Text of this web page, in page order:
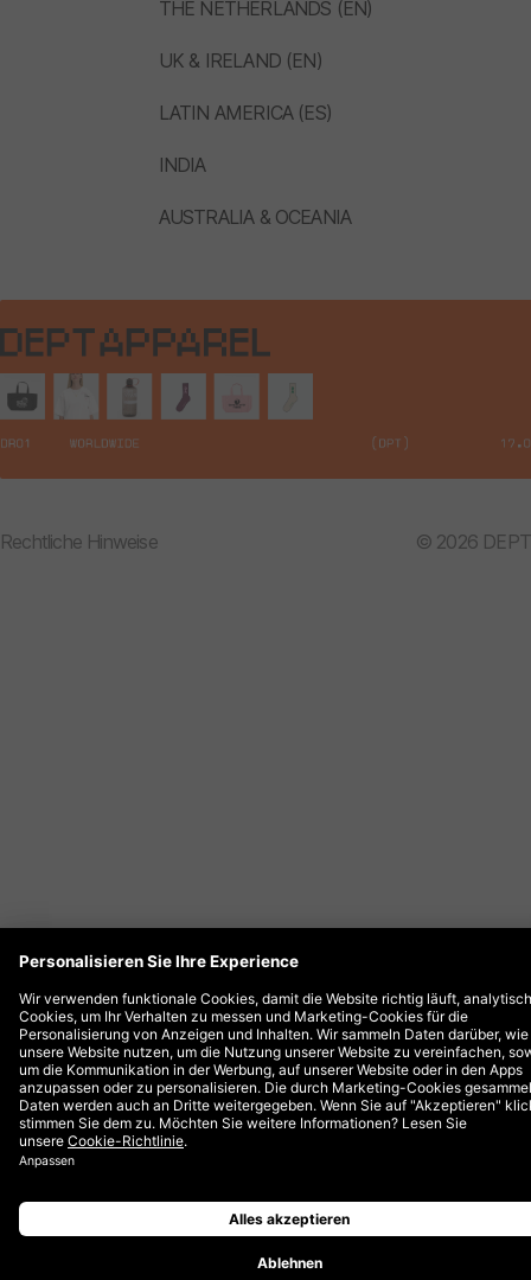
THE NETHERLANDS (EN)
UK & IRELAND (EN)
LATIN AMERICA (ES)
INDIA
AUSTRALIA & OCEANIA
Rechtliche Hinweise © 2026 DEPT